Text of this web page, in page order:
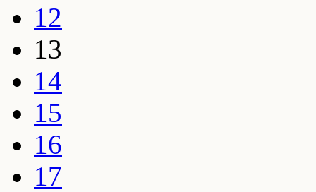
12
13
14
15
16
17